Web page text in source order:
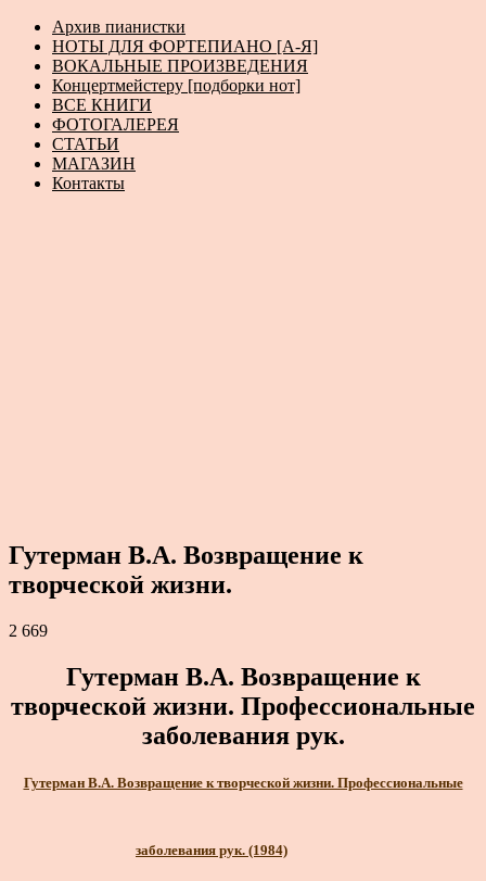
Архив пианистки
НОТЫ ДЛЯ ФОРТЕПИАНО [А-Я]
ВОКАЛЬНЫЕ ПРОИЗВЕДЕНИЯ
Концертмейстеру [подборки нот]
ВСЕ КНИГИ
ФОТОГАЛЕРЕЯ
СТАТЬИ
МАГАЗИН
Контакты
Гутерман В.А. Возвращение к
творческой жизни.
2 669
Гутерман В.А. Возвращение к
творческой жизни. Профессиональные
заболевания рук.
Гутерман В.А. Возвращение к творческой жизни. Профессиональные
заболевания рук. (1984)